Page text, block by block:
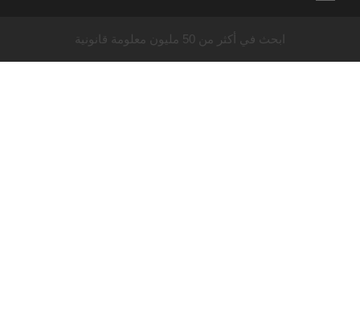
ابحث في أكثر من 50 مليون معلومة قانونية